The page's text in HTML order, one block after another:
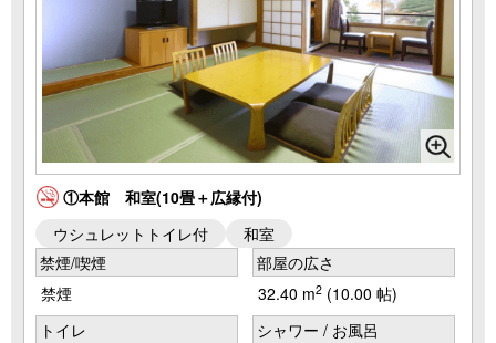
①本館 和室(10畳＋広縁付)
ウシュレットトイレ付
和室
禁煙/喫煙
禁煙
部屋の広さ
32.40 m2(10.00 帖)
トイレ
シャワー / お風呂